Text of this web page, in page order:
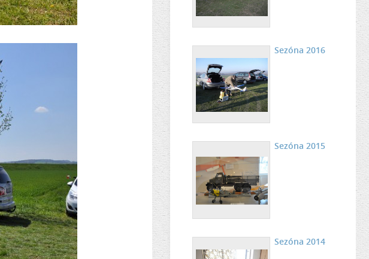
Sezóna 2016
Sezóna 2015
Sezóna 2014